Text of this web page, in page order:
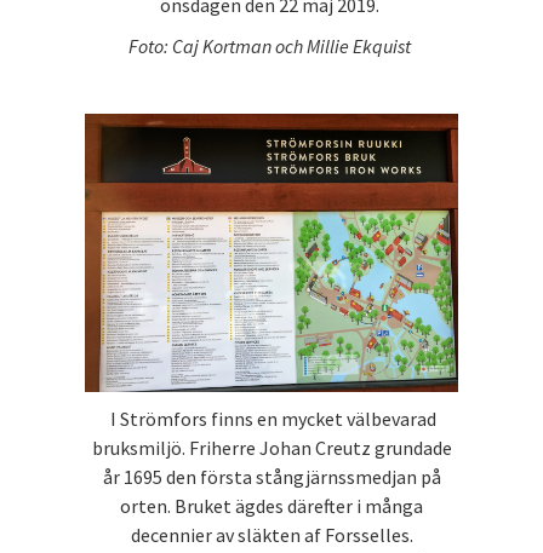
onsdagen den 22 maj 2019.
Foto: Caj Kortman och Millie Ekquist
I Strömfors finns en mycket välbevarad
bruksmiljö. Friherre Johan Creutz grundade
år 1695 den första stångjärnssmedjan på
orten. Bruket ägdes därefter i många
decennier av släkten af Forsselles.